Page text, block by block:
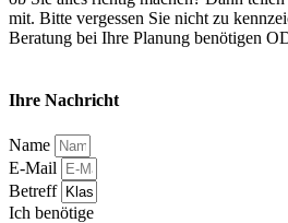
mit. Bitte vergessen Sie nicht zu
Beratung bei Ihre Planung benötigen
Ihre Nachricht
Name
E-Mail
Betreff
Ich benötige